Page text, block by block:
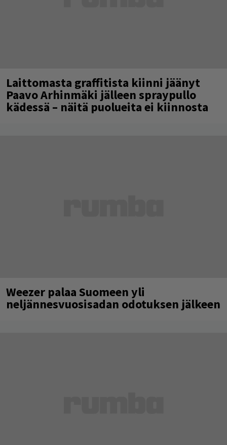
Laittomasta graffitista kiinni jäänyt
Paavo Arhinmäki jälleen spraypullo
kädessä – näitä puolueita ei kiinnosta
Weezer palaa Suomeen yli
neljännesvuosisadan odotuksen jälkeen